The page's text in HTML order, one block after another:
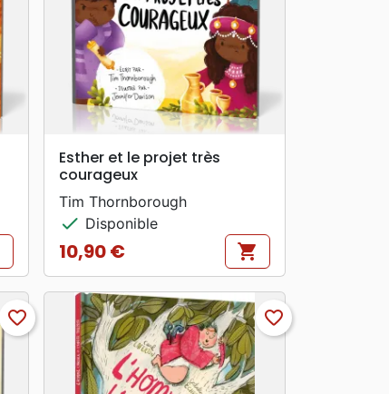
APERÇU RAPIDE
Esther et le projet très
courageux
Tim Thornborough
check Disponible
Prix
10,90 € shopping_cart
favorite_border favorite_border